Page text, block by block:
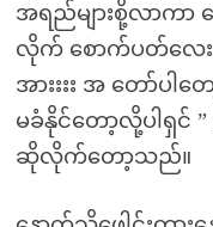
အရည်များစို့လာကာ ဖ
လိုက် စောက်ပတ်လေး
အားးးး အ တော်ပါ
မခံနိုင်တော့လို့ပါရှင်
ဆိုလိုက်တော့သည်။